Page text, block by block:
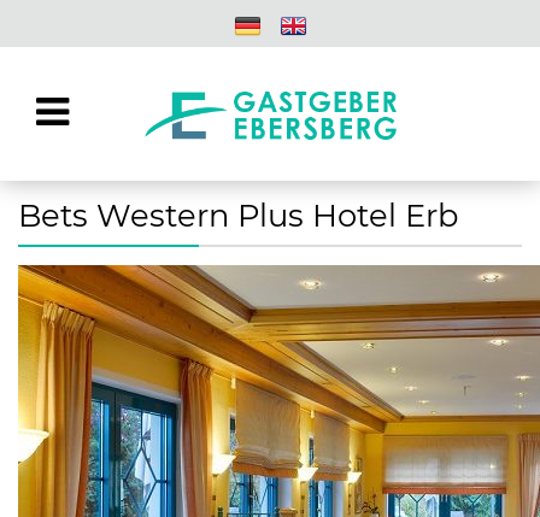
Bets Western Plus Hotel Erb